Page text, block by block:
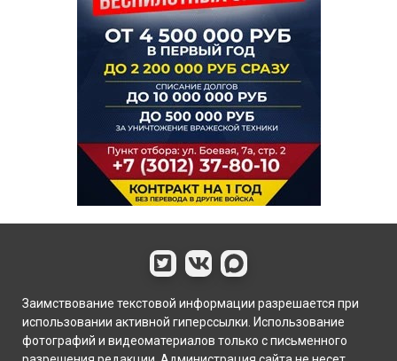
Заимствование текстовой информации разрешается при
использовании активной гиперссылки. Использование
фотографий и видеоматериалов только с письменного